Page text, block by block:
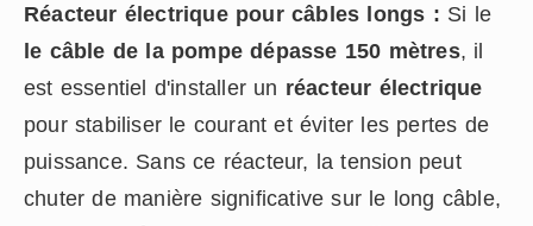
Réacteur électrique pour câbles longs : Si le
le câble de la pompe dépasse 150 mètres, il
est essentiel d'installer un réacteur électrique
pour stabiliser le courant et éviter les pertes de
puissance. Sans ce réacteur, la tension peut
chuter de manière significative sur le long câble,